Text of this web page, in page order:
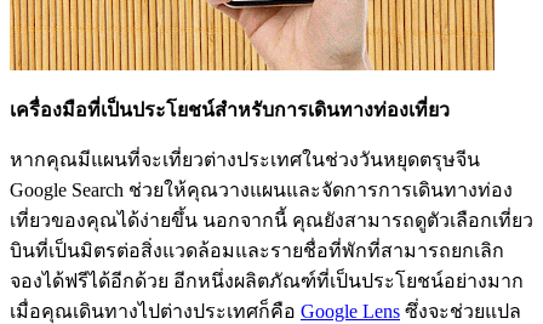
เครื่องมือที่เป็นประโยชน์สำหรับการเดินทางท่องเที่ยว
หากคุณมีแผนที่จะเที่ยวต่างประเทศในช่วงวันหยุดตรุษจีน
Google Search ช่วยให้คุณวางแผนและจัดการการเดินทางท่อง
เที่ยวของคุณได้ง่ายขึ้น นอกจากนี้ คุณยังสามารถดูตัวเลือกเที่ยว
บินที่เป็นมิตรต่อสิ่งแวดล้อมและรายชื่อที่พักที่สามารถยกเลิก
จองได้ฟรีได้อีกด้วย อีกหนึ่งผลิตภัณฑ์ที่เป็นประโยชน์อย่างมาก
เมื่อคุณเดินทางไปต่างประเทศก็คือ Google Lens ซึ่งจะช่วยแปล